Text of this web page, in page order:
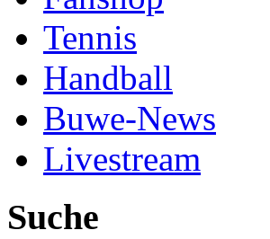
Tennis
Handball
Buwe-News
Livestream
Suche